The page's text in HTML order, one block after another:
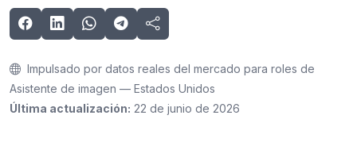
Impulsado por datos reales del mercado para roles de
Asistente de imagen — Estados Unidos
Última actualización: 22 de junio de 2026